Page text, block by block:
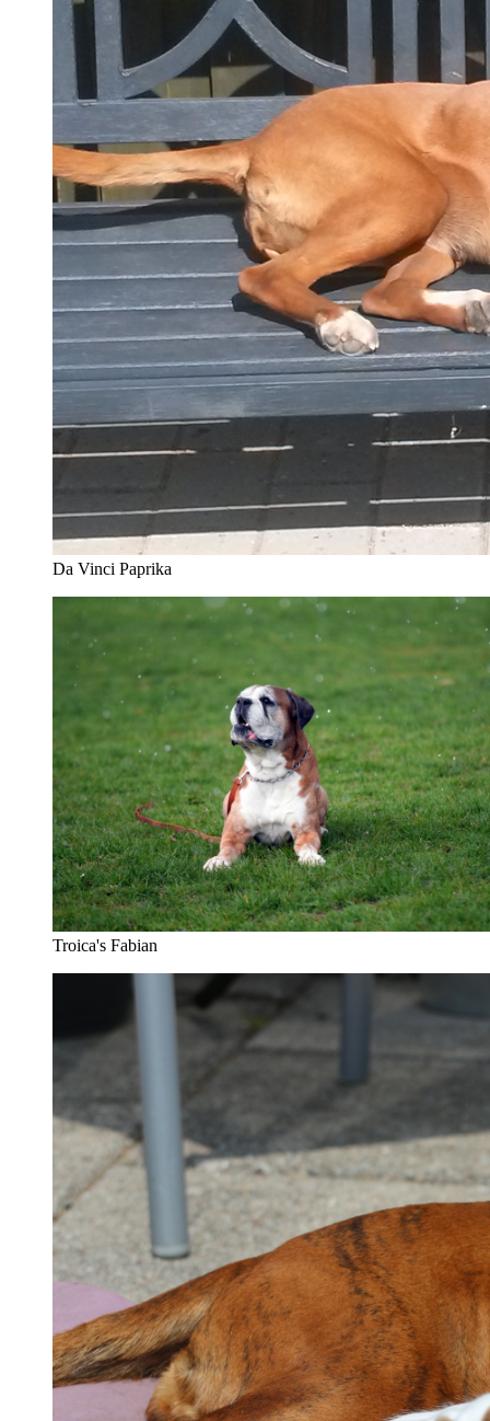
Da Vinci Paprika
Troica's Fabian